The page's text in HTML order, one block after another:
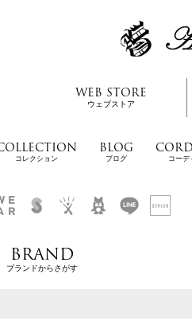
WEB STORE
ウェブストア
コレクション
BLOG
ブログ コーデ
BRAND
ブランドからさがす